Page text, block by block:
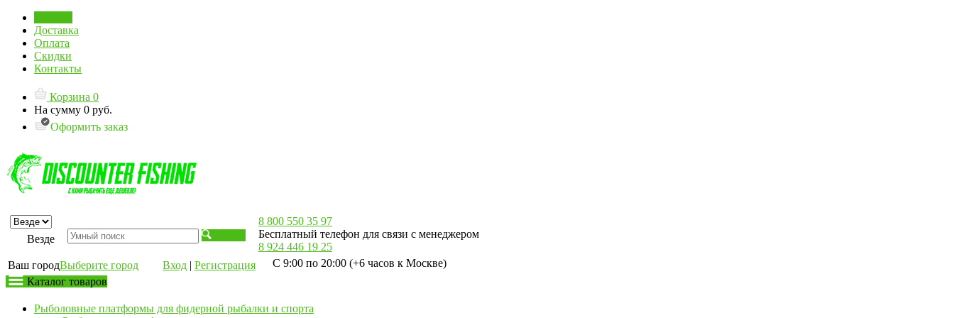
Доставка
Оплата
Скидки
Контакты
Корзина 0
На сумму 0 руб.
Оформить заказ
Везде
Ваш городВыберите город Вход | Регистрация
8 800 550 35 97
Бесплатный телефон для связи с менеджером
8 924 446 19 25
С 9:00 по 20:00 (+6 часов к Москве)
Каталог товаров
Рыболовные платформы для фидерной рыбалки и спорта